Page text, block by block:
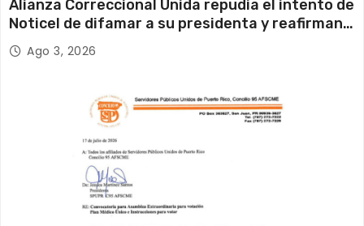
Alianza Correccional Unida repudia el intento de
Noticel de difamar a su presidenta y reafirman
su compromiso con la verdad y la defensa de los
trabajadores
Ago 3, 2026